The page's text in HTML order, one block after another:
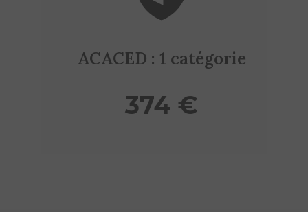
ACACED : 1 catégorie
374 €